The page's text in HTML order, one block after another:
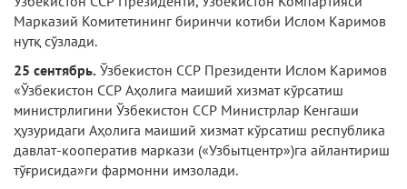
Марказий Комитетининг биринчи котиби Ислом Каримов
нутқ сўзлади.
25 сентябрь. Ўзбекистон ССР Президенти Ислом Каримов
«Ўзбекистон ССР Аҳолига маиший хизмат кўрсатиш
министрлигини Ўзбекистон ССР Министрлар Кенгаши
ҳузуридаги Аҳолига маиший хизмат кўрсатиш респуб­лика
давлат-кооператив маркази («Узбытцентр»)га айлантириш
тўғрисида»ги фармонни имзолади.